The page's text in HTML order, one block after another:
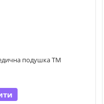
подушка ТМ